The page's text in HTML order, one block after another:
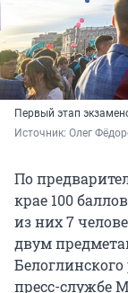
Первый этап
Источник: Олег
По
крае 100
из них 7
двум
пресс-службе